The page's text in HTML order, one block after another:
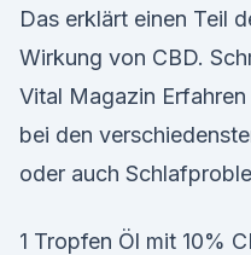
Das erklärt einen Teil
Wirkung von CBD.
Vital Magazin
bei den
oder auch
1 Tropfen Öl mit 10%